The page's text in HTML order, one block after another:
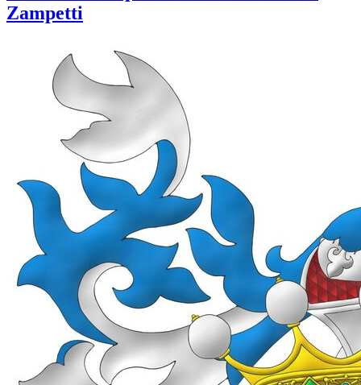
Zampetti